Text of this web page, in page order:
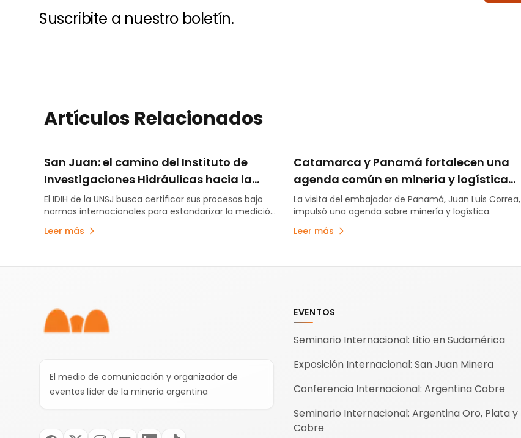
Suscribite a nuestro boletín.
Artículos Relacionados
San Juan: el camino del Instituto de
Investigaciones Hidráulicas hacia la
certificación internacional
El IDIH de la UNSJ busca certificar sus procesos bajo
normas internacionales para estandarizar la medición
del agua.
Leer más
Catamarca y Panamá fortalecen una
agenda común en minería y logística
para potenciar el comercio internacional
La visita del embajador de Panamá, Juan Luis Correa,
impulsó una agenda sobre minería y logística.
Leer más
El medio de comunicación y organizador de
eventos líder de la minería argentina
EVENTOS
Seminario Internacional: Litio en Sudamérica
Exposición Internacional: San Juan Minera
Conferencia Internacional: Argentina Cobre
Seminario Internacional: Argentina Oro, Plata y
Cobre